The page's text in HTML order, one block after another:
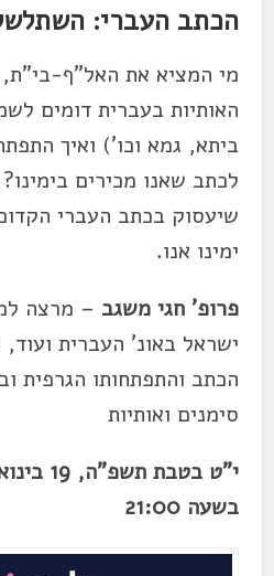
הכתב העברי:
מי המציא את האל"ף-
האותיות בעברית דומים
ביתא, גמא וכו') ואיך
לכתב שאנו מכירים
שיעסוק בכתב העברי
ימינו אנו.
פרופ' חגי משגב – מרצה
ישראל באונ' העברית
הכתב והתפתחותו הגרפית
סימנים ואותיות
בשעה 21:00